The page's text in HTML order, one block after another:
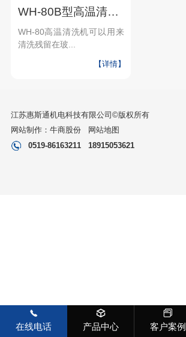
WH-80B型高温清洗机
WH-80高温清洗机可以用来
清洗残留在玻...
【详情】
江苏惠斯通机电科技有限公司©版权所有
网站制作： 牛商股份
网站地图
0519-86163211
18915053621
在线电话 产品中心 客户案例